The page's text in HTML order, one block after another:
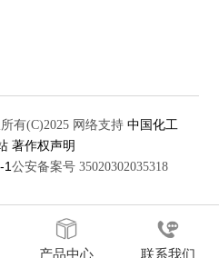
有(C)2025 网络支持 中国化工
著作权声明
1公安备案号 35020302035318
产品中心 联系我们